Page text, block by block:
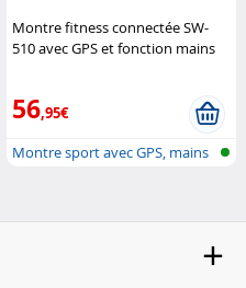
Montre fitness connectée SW-
510 avec GPS et fonction mains
56,95€
Montre sport avec GPS, mains